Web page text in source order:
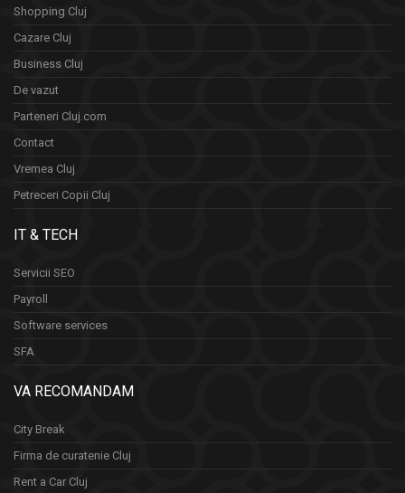
Shopping Cluj
Cazare Cluj
Business Cluj
De vazut
Parteneri Cluj.com
Contact
Vremea Cluj
Petreceri Copii Cluj
IT & TECH
Servicii SEO
Payroll
Software services
SFA
VA RECOMANDAM
City Break
Firma de curatenie Cluj
Rent a Car Cluj